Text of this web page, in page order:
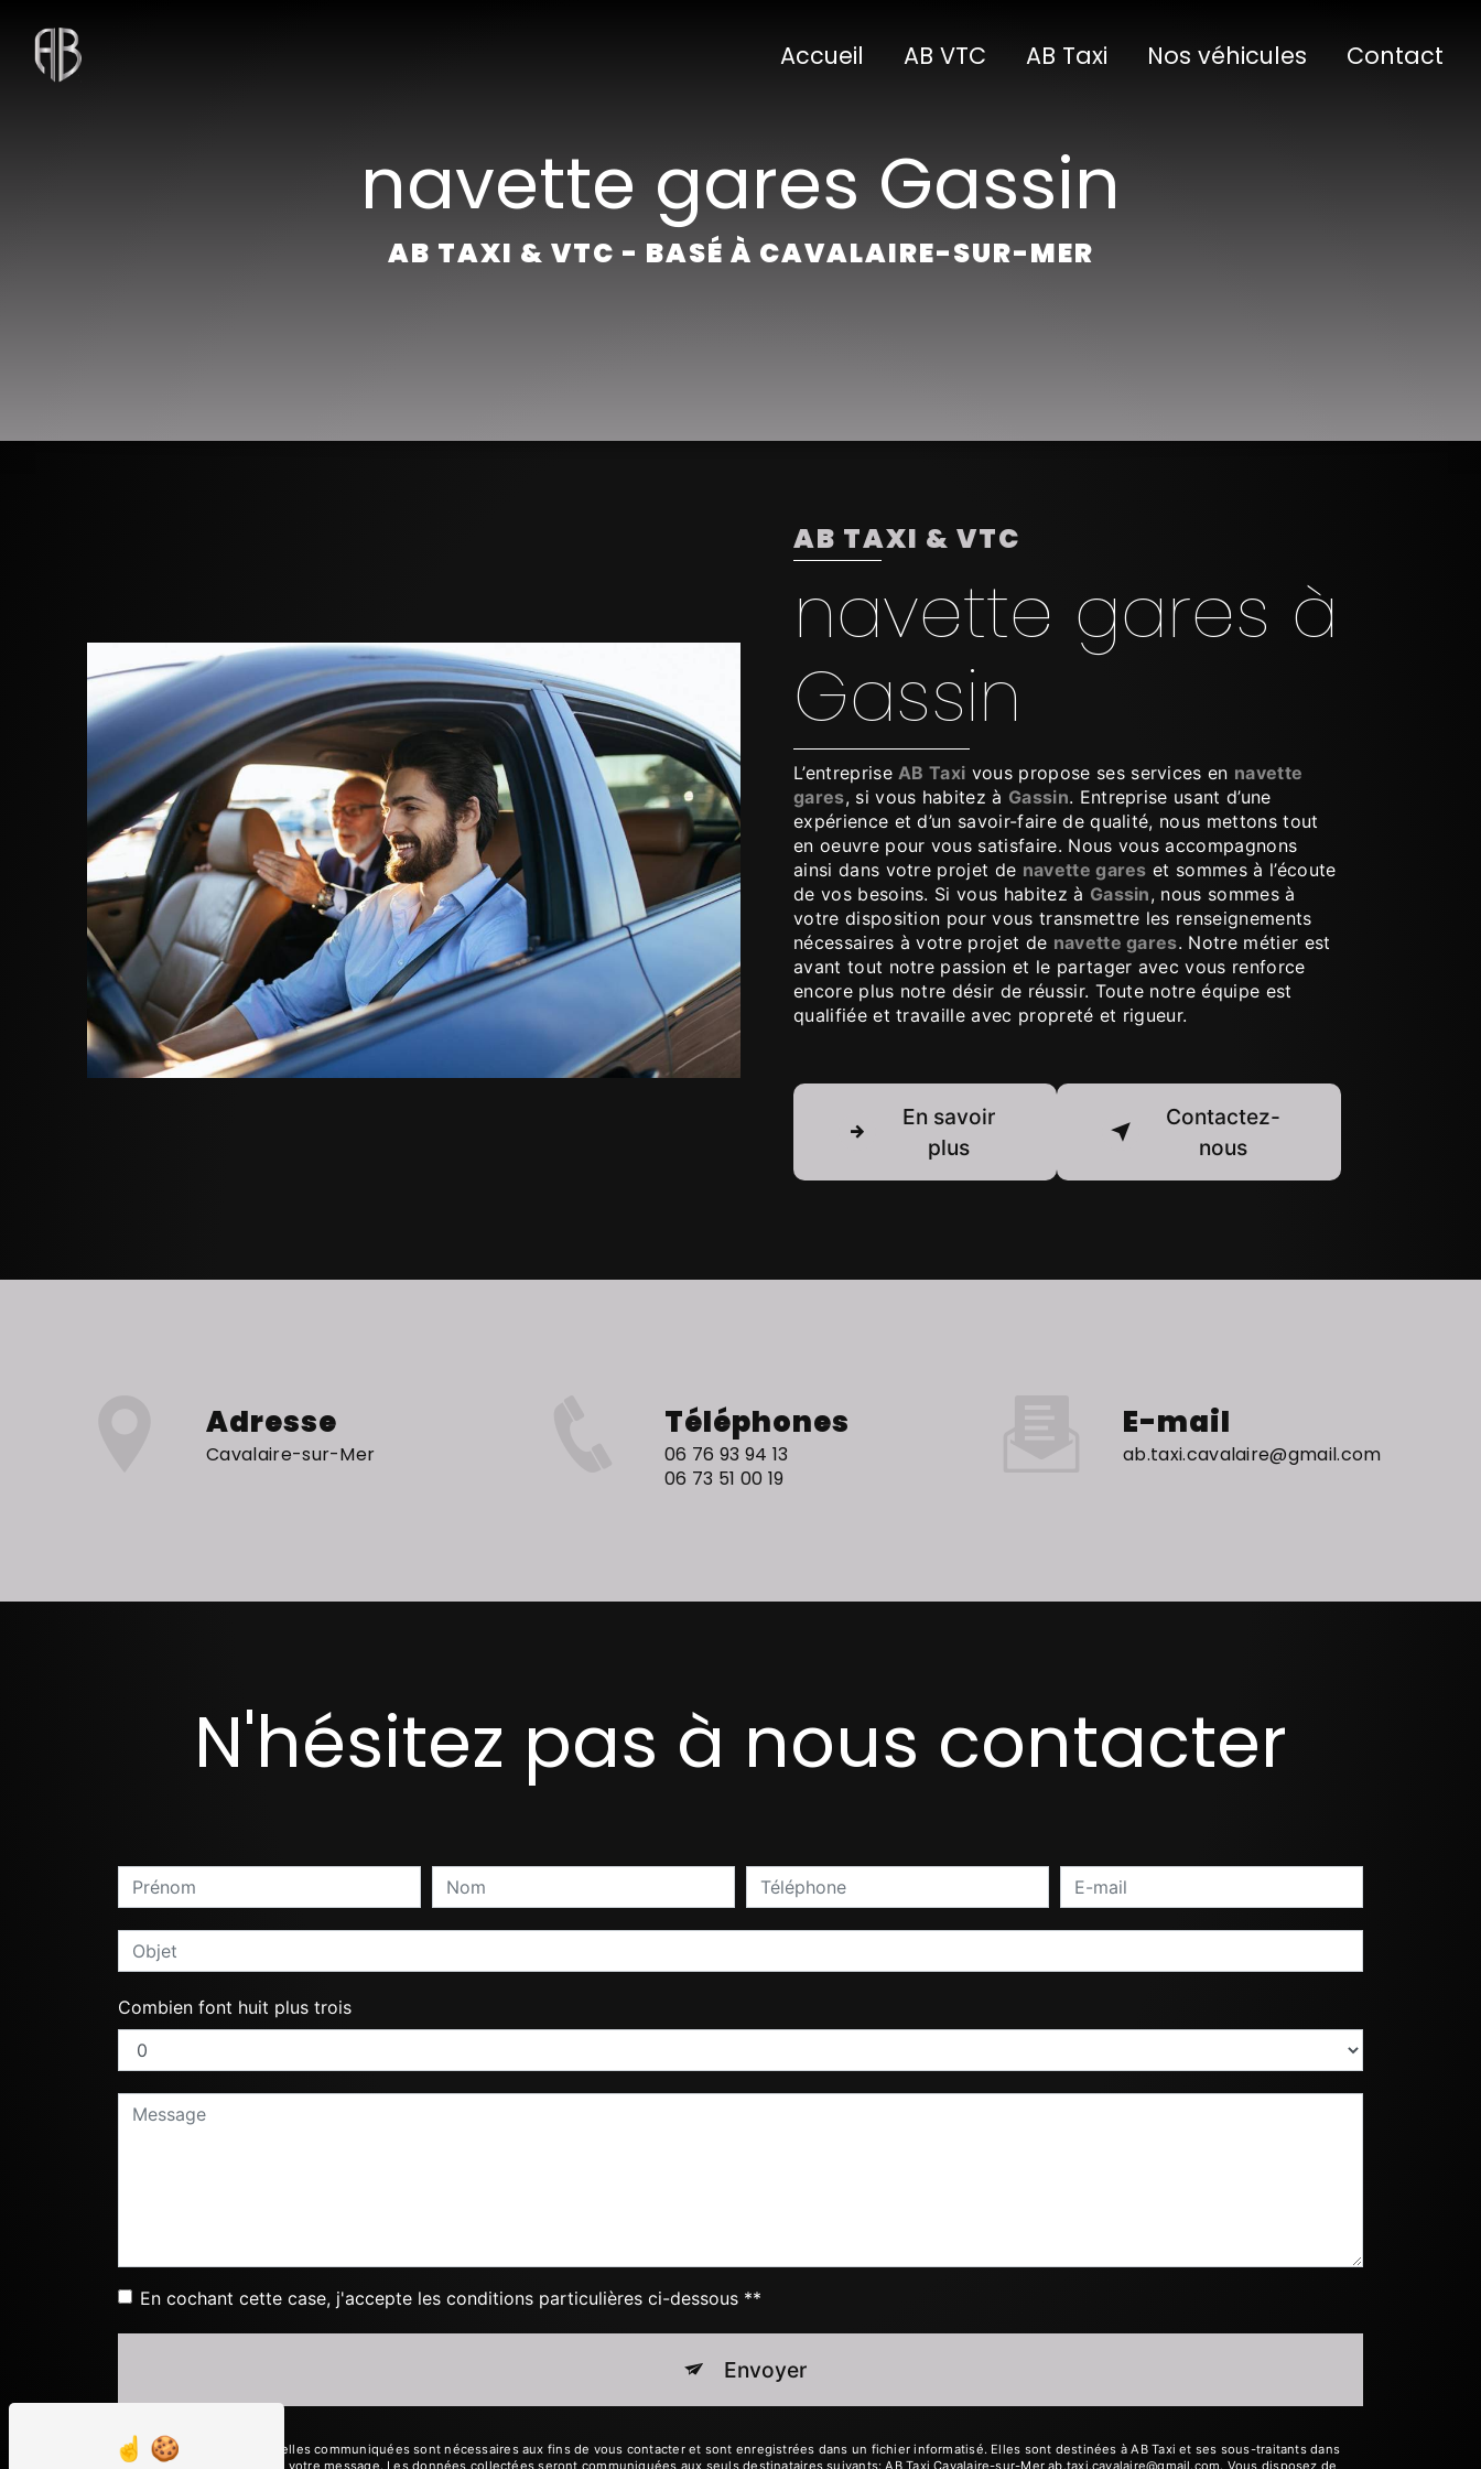
Accueil AB VTC AB Taxi Nos véhicules Contact
navette gares Gassin
AB TAXI & VTC - BASÉ À CAVALAIRE-SUR-MER
AB TAXI & VTC
navette gares à
Gassin
L’entreprise AB Taxi vous propose ses services en navette
gares, si vous habitez à Gassin. Entreprise usant d’une
expérience et d’un savoir-faire de qualité, nous mettons tout
en oeuvre pour vous satisfaire. Nous vous accompagnons
ainsi dans votre projet de navette gares et sommes à l’écoute
de vos besoins. Si vous habitez à Gassin, nous sommes à
votre disposition pour vous transmettre les renseignements
nécessaires à votre projet de navette gares. Notre métier est
avant tout notre passion et le partager avec vous renforce
encore plus notre désir de réussir. Toute notre équipe est
qualifiée et travaille avec propreté et rigueur.
En savoir
plus
Contactez-
nous
Adresse
Cavalaire-sur-Mer
Téléphones
06 76 93 94 13
06 73 51 00 19
E-mail
ab.taxi.cavalaire@gmail.com
N'hésitez pas à nous contacter
Combien font huit plus trois
En cochant cette case, j'accepte les conditions particulières ci-dessous **
Envoyer
** Les données personnelles communiquées sont nécessaires aux fins de vous contacter et sont enregistrées dans un fichier informatisé. Elles sont destinées à AB Taxi et ses sous-traitants dans
le seul but de répondre à votre message. Les données collectées seront communiquées aux seuls destinataires suivants: AB Taxi Cavalaire-sur-Mer ab.taxi.cavalaire@gmail.com. Vous disposez de